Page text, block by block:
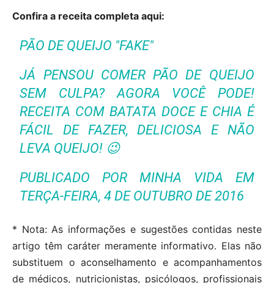
Confira a receita completa aqui:
PÃO DE QUEIJO "FAKE"
JÁ PENSOU COMER PÃO DE QUEIJO
SEM CULPA? AGORA VOCÊ PODE!
RECEITA COM BATATA DOCE E CHIA É
FÁCIL DE FAZER, DELICIOSA E NÃO
LEVA QUEIJO! 😉
PUBLICADO POR MINHA VIDA EM
TERÇA-FEIRA, 4 DE OUTUBRO DE 2016
* Nota: As informações e sugestões contidas neste
artigo têm caráter meramente informativo. Elas não
substituem o aconselhamento e acompanhamentos
de médicos, nutricionistas, psicólogos, profissionais